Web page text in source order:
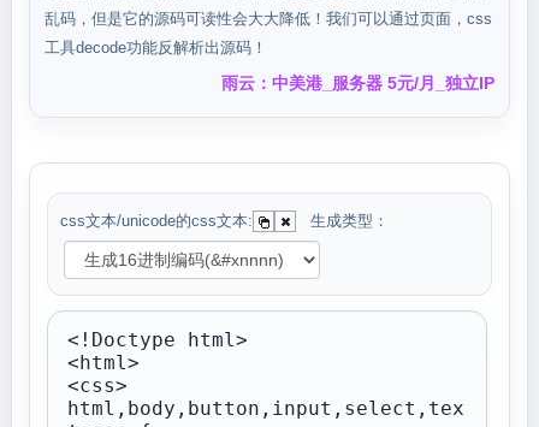
乱码，但是它的源码可读性会大大降低！我们可以通过页面，css
工具decode功能反解析出源码！
雨云：中美港_服务器 5元/月_独立IP
css文本/unicode的css文本: 生成类型：